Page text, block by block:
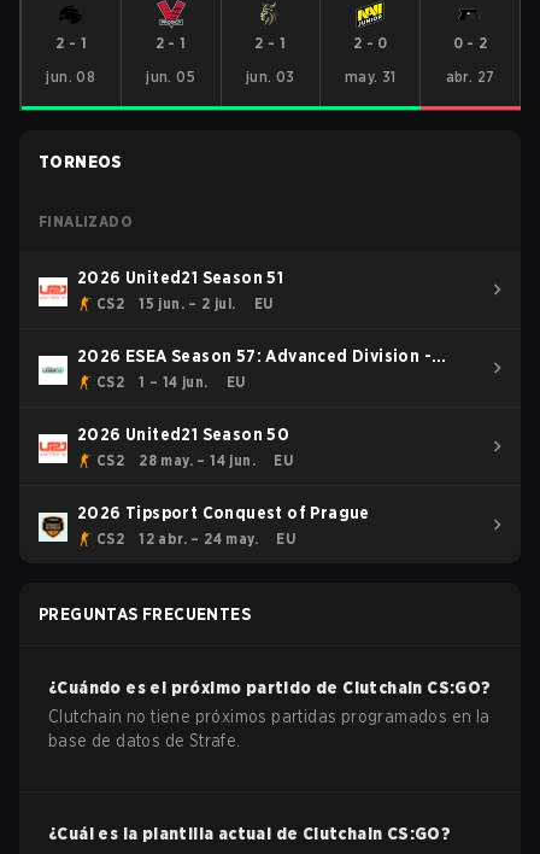
2 - 1
jun. 08
2 -1
jun. 05
2 -1
jun. 03
2 - 0
may. 31
0- 2
abr. 27
TORNEOS
FINALIZADO
2026 United21 Season 51
CS2 15 jun. – 2 jul. EU
2026 ESEA Season 57: Advanced Division -
Europe
CS2 1 – 14 jun. EU
2026 United21 Season 50
CS2 28 may. – 14 jun. EU
2026 Tipsport Conquest of Prague
CS2 12 abr. – 24 may. EU
PREGUNTAS FRECUENTES
¿Cuándo es el próximo partido de Clutchain CS:GO?
Clutchain no tiene próximos partidas programados en la
base de datos de Strafe.
¿Cuál es la plantilla actual de Clutchain CS:GO?